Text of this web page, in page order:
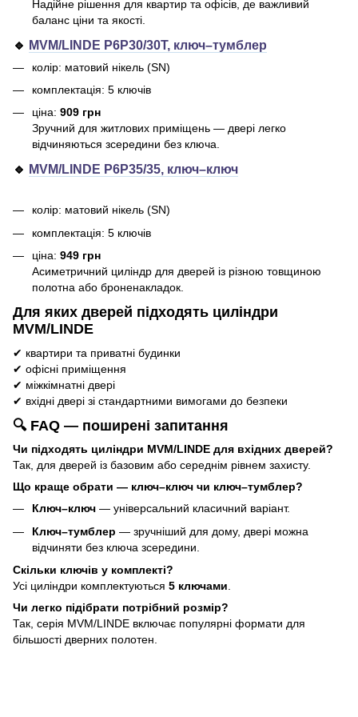
Надійне рішення для квартир та офісів, де важливий
баланс ціни та якості.
🔹 MVM/LINDE P6P30/30T, ключ–тумблер
колір: матовий нікель (SN)
комплектація: 5 ключів
ціна: 909 грн
Зручний для житлових приміщень — двері легко
відчиняються зсередини без ключа.
🔹 MVM/LINDE P6P35/35, ключ–ключ
колір: матовий нікель (SN)
комплектація: 5 ключів
ціна: 949 грн
Асиметричний циліндр для дверей із різною товщиною
полотна або броненакладок.
Для яких дверей підходять циліндри
MVM/LINDE
✔ квартири та приватні будинки
✔ офісні приміщення
✔ міжкімнатні двері
✔ вхідні двері зі стандартними вимогами до безпеки
🔍 FAQ — поширені запитання
Чи підходять циліндри MVM/LINDE для вхідних дверей?
Так, для дверей із базовим або середнім рівнем захисту.
Що краще обрати — ключ–ключ чи ключ–тумблер?
Ключ–ключ — універсальний класичний варіант.
Ключ–тумблер — зручніший для дому, двері можна
відчиняти без ключа зсередини.
Скільки ключів у комплекті?
Усі циліндри комплектуються 5 ключами
Чи легко підібрати потрібний розмір?
Так, серія MVM/LINDE включає популярні формати для
більшості дверних полотен.